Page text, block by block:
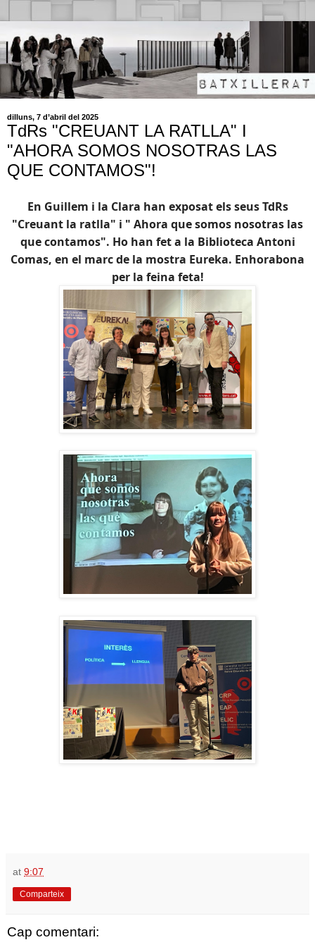
dilluns, 7 d’abril del 2025
TdRs "CREUANT LA RATLLA" I
"AHORA SOMOS NOSOTRAS LAS
QUE CONTAMOS"!
En Guillem i la Clara han exposat els seus TdRs
"Creuant la ratlla" i " Ahora que somos nosotras las
que contamos". Ho han fet a la Biblioteca Antoni
Comas, en el marc de la mostra Eureka. Enhorabona
per la feina feta!
at 9:07
Comparteix
Cap comentari: